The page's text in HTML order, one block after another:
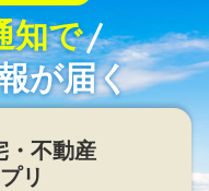
知で
が届く
・不動産
リ